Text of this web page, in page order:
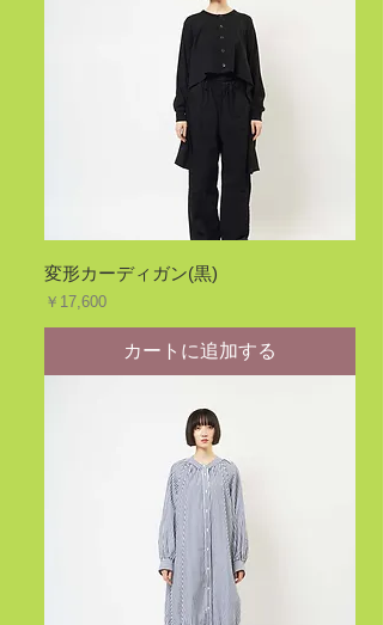
変形カーディガン(黒)
価格
￥17,600
カートに追加する